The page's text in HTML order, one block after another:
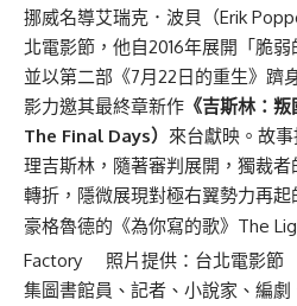
挪威名導艾瑞克．波貝（Erik
北電影節，他自2016年展開「脆
並以第二部《7月22日的重生》躋
影力邀其最終章新作 《吉斯林：
The Final Days） 來台獻映。故
理吉斯林，隨著審判展開，獨裁
轉折，隱微展現對極右翼勢力再起
豪格魯德的《為你寫的歌》The
Factory 照片提供：台北電影節
集圖書館員、記者、小說家、編